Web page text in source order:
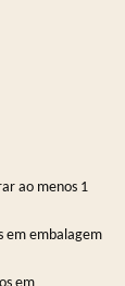
ao menos 1
em embalagem